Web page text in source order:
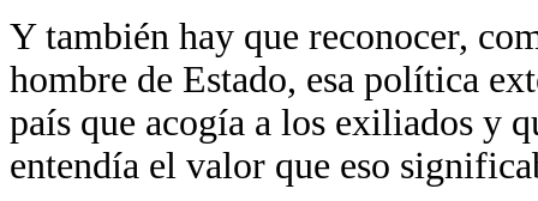
Y también hay que reconocer,
hombre de Estado, esa política
país que acogía a los exiliados y
entendía el valor que eso